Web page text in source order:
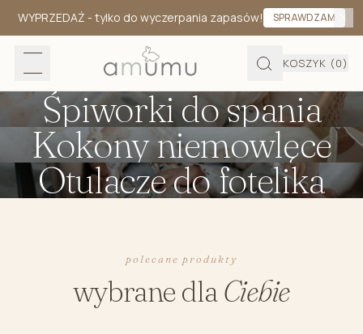
WYPRZEDAŻ - tylko do wyczerpania zapasów! SPRAWDZAM
KOSZYK (0)
Śpiworki do spania
Kokony niemowlęce
Otulacze do fotelika
polecane produkty
wybrane dlaCiebie